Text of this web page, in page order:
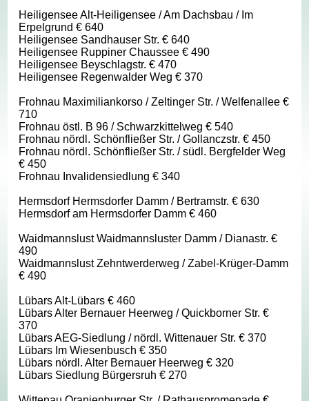
Heiligensee Alt-Heiligensee / Am Dachsbau / Im
Erpelgrund € 640
Heiligensee Sandhauser Str. € 640
Heiligensee Ruppiner Chaussee € 490
Heiligensee Beyschlagstr. € 470
Heiligensee Regenwalder Weg € 370
Frohnau Maximiliankorso / Zeltinger Str. / Welfenallee €
710
Frohnau östl. B 96 / Schwarzkittelweg € 540
Frohnau nördl. Schönfließer Str. / Gollanczstr. € 450
Frohnau nördl. Schönfließer Str. / südl. Bergfelder Weg
€ 450
Frohnau Invalidensiedlung € 340
Hermsdorf Hermsdorfer Damm / Bertramstr. € 630
Hermsdorf am Hermsdorfer Damm € 460
Waidmannslust Waidmannsluster Damm / Dianastr. €
490
Waidmannslust Zehntwerderweg / Zabel-Krüger-Damm
€ 490
Lübars Alt-Lübars € 460
Lübars Alter Bernauer Heerweg / Quickborner Str. €
370
Lübars AEG-Siedlung / nördl. Wittenauer Str. € 370
Lübars Im Wiesenbusch € 350
Lübars nördl. Alter Bernauer Heerweg € 320
Lübars Siedlung Bürgersruh € 270